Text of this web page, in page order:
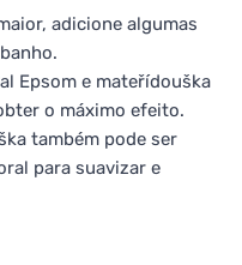
adicione algumas
Epsom e mateřídouška
o máximo efeito.
também pode ser
para suavizar e